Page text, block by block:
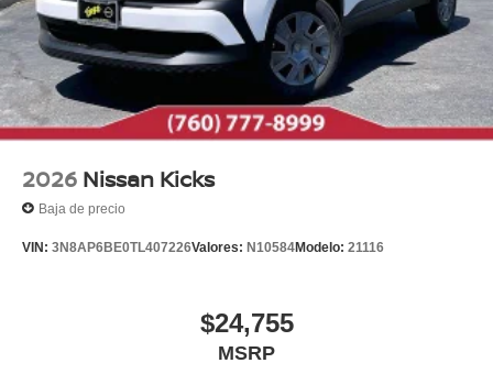
2026 Nissan Kicks
Baja de precio
VIN: 3N8AP6BE0TL407226Valores: N10584Modelo: 21116
$24,755
MSRP